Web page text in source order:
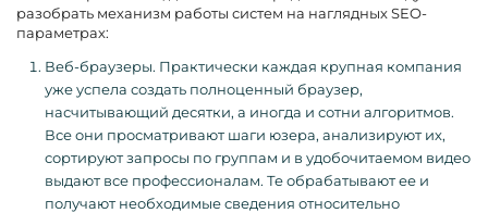
разобрать механизм работы систем на наглядных SEO-
параметрах:
Веб-браузеры. Практически каждая крупная компания
уже успела создать полноценный браузер,
насчитывающий десятки, а иногда и сотни алгоритмов.
Все они просматривают шаги юзера, анализируют их,
сортируют запросы по группам и в удобочитаемом видео
выдают все профессионалам. Те обрабатывают ее и
получают необходимые сведения относительно